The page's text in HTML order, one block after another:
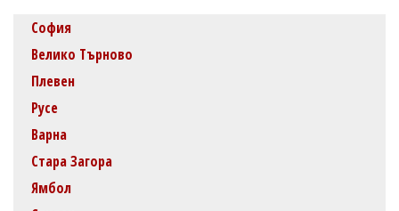
София
Велико Търново
Плевен
Русе
Варна
Стара Загора
Ямбол